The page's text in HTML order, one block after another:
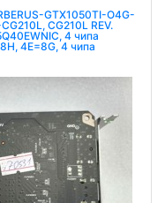
GTX1050TI-O4G-
CG210L REV.
4 чипа
4E=8G, 4 чипа